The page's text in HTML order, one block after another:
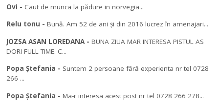
Ovi - Caut de munca la pădure in norvegia...
Relu tonu -Bună. Am 52 de ani și din 2016 lucrez în amenajari...
JOZSA ASAN LOREDANA-BUNA ZIUA MAR INTERESA PISTUL AS
DORI FULL TIME. C...
Popa Ștefania - Suntem 2 persoane fără experienta nr tel 0728
266 ...
Popa Ștefania -Ma-r interesa acest post nr tel 0728 266 278...